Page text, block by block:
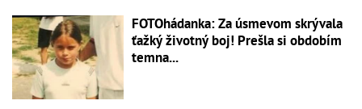
FOTOhádanka: Za úsmevom skrývala
ťažký životný boj! Prešla si obdobím
temna...